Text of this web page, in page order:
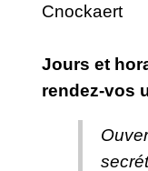
Cnockaert
Jours et
rendez-vos